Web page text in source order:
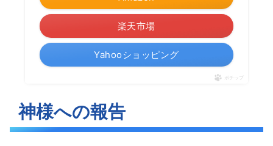
楽天市場
Yahooショッピング
ポチップ
神様への報告